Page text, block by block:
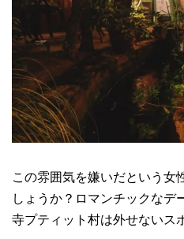
この雰囲気を嫌いだという女
しょうか？ロマンチックなデ
寺プティット村は外せないス